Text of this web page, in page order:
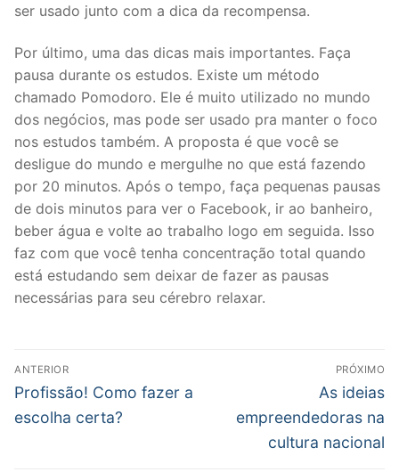
ser usado junto com a dica da recompensa.
Por último, uma das dicas mais importantes. Faça
pausa durante os estudos. Existe um método
chamado Pomodoro. Ele é muito utilizado no mundo
dos negócios, mas pode ser usado pra manter o foco
nos estudos também. A proposta é que você se
desligue do mundo e mergulhe no que está fazendo
por 20 minutos. Após o tempo, faça pequenas pausas
de dois minutos para ver o Facebook, ir ao banheiro,
beber água e volte ao trabalho logo em seguida. Isso
faz com que você tenha concentração total quando
está estudando sem deixar de fazer as pausas
necessárias para seu cérebro relaxar.
Navegação
de
Post
ANTERIOR
Post
anterior:
Profissão! Como fazer a
escolha certa?
PRÓXIMO
Próximo
post:
As ideias
empreendedoras na
cultura nacional